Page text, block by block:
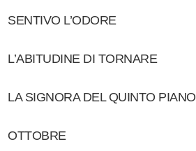
SENTIVO L’ODORE
L’ABITUDINE DI TORNARE
LA SIGNORA DEL QUINTO PIANO
OTTOBRE